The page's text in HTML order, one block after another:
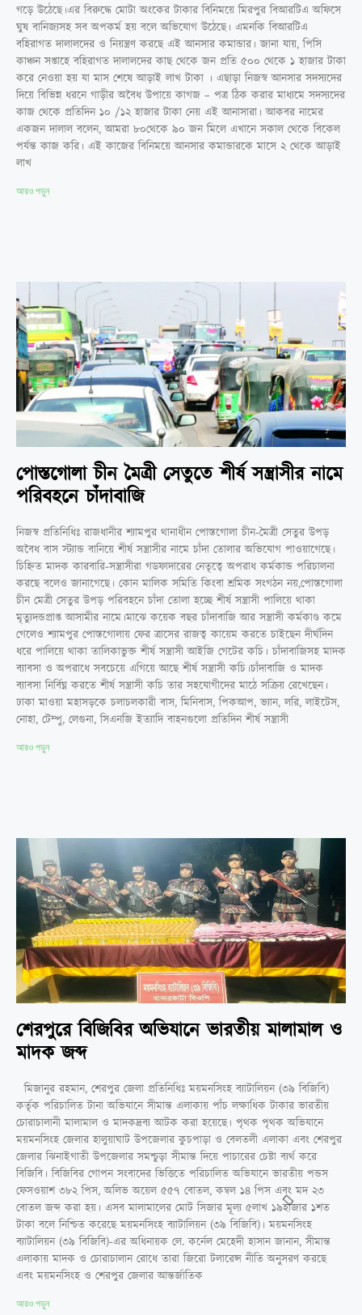
গড়ে উঠেছে।এর বিরুদ্ধে মোটা অংকের টাকার বিনিময়ে মিরপুর বিআরটিএ অফিসে
ঘুষ বানিজ্যসহ সব অপকর্ম হয় বলে অভিযোগ উঠেছে। এমনকি বিআরটিএ
বহিরাগত দালালদের ও নিয়ন্ত্রণ করছে এই আনসার কমান্ডার। জানা যায়, পিসি
কাঞ্চন সপ্তাহে বহিরাগত দালালদের কাছ থেকে জন প্রতি ৫০০ থেকে ১ হাজার টাকা
করে নেওয়া হয় যা মাস শেষে আড়াই লাখ টাকা । এছাড়া নিজস্ব আনসার সদস্যদের
দিয়ে বিভিন্ন ধরনে গাড়ীর অবৈধ উপায়ে কাগজ – পত্র ঠিক করার মাধ্যমে সদস্যদের
কাজ থেকে প্রতিদিন ১০ /১২ হাজার টাকা নেয় এই আনাসারা। আকবর নামের
একজন দালাল বলেন, আমরা ৮০থেকে ৯০ জন মিলে এখানে সকাল থেকে বিকেল
পর্যন্ত কাজ করি। এই কাজের বিনিময়ে আনসার কমান্ডারকে মাসে ২ থেকে আড়াই
লাখ
আরও পড়ুন
পোস্তগোলা চীন মৈত্রী সেতুতে শীর্ষ সন্ত্রাসীর নামে
পরিবহনে চাঁদাবাজি
নিজস্ব প্রতিনিধিঃ রাজধানীর শ্যামপুর থানাধীন পোস্তগোলা চীন-মৈত্রী সেতুর উপড়
অবৈধ বাস স্ট্যান্ড বানিয়ে শীর্ষ সন্ত্রাসীর নামে চাঁদা তোলার অভিযোগ পাওয়াগেছে।
চিহ্নিত মাদক কারবারি-সন্ত্রাসীরা গডফাদারের নেতৃত্বে অপরাধ কর্মকান্ড পরিচালনা
করছে বলেও জানাগেছে। কোন মালিক সমিতি কিংবা শ্রমিক সংগঠন নয়,পোস্তগোলা
চীন মেত্রী সেতুর উপড় পরিবহনে চাঁদা তোলা হচ্ছে শীর্ষ সন্ত্রাসী পালিয়ে থাকা
মৃত্যুদন্ডপ্রাপ্ত আসামীর নামে।মাঝে কয়েক বছর চাঁদাবাজি আর সন্ত্রাসী কর্মকাণ্ড কমে
গেলেও শ্যামপুর পোস্তগোলায় ফের ত্রাসের রাজত্ব কায়েম করতে চাইছেন দীর্ঘদিন
ধরে পালিয়ে থাকা তালিকাভুক্ত শীর্ষ সন্ত্রাসী আইজি গেটের কচি। চাঁদাবাজিসহ মাদক
ব্যাবসা ও অপরাধে সবচেয়ে এগিয়ে আছে শীর্ষ সন্ত্রাসী কচি।চাঁদাবাজি ও মাদক
ব্যাবসা নির্বিঘ্ন করতে শীর্ষ সন্ত্রাসী কচি তার সহযোগীদের মাঠে সক্রিয় রেখেছেন।
ঢাকা মাওয়া মহাসড়কে চলাচলকারী বাস, মিনিবাস, পিকআপ, ভ্যান, লরি, লাইটেস,
নোহা, টেম্পু, লেগুনা, সিএনজি ইত্যাদি বাহনগুলো প্রতিদিন শীর্ষ সন্ত্রাসী
আরও পড়ুন
শেরপুরে বিজিবির অভিযানে ভারতীয় মালামাল ও
মাদক জব্দ
মিজানুর রহমান, শেরপুর জেলা প্রতিনিধিঃ ময়মনসিংহ ব্যাটালিয়ন (৩৯ বিজিবি)
কর্তৃক পরিচালিত টানা অভিযানে সীমান্ত এলাকায় পাঁচ লক্ষাধিক টাকার ভারতীয়
চোরাচালানী মালামাল ও মাদকদ্রব্য আটক করা হয়েছে। পৃথক পৃথক অভিযানে
ময়মনসিংহ জেলার হালুয়াঘাট উপজেলার কুচপাড়া ও বেলতলী এলাকা এবং শেরপুর
জেলার ঝিনাইগাতী উপজেলার সমশ্চুড়া সীমান্ত দিয়ে পাচারের চেষ্টা ব্যর্থ করে
বিজিবি। বিজিবির গোপন সংবাদের ভিত্তিতে পরিচালিত অভিযানে ভারতীয় পন্ডস
ফেসওয়াশ ৩৮২ পিস, অলিভ অয়েল ৫৫৭ বোতল, কম্বল ১৪ পিস এবং মদ ২৩
বোতল জব্দ করা হয়। এসব মালামালের মোট সিজার মূল্য ৫লাখ ১৯হাজার ১শত
টাকা বলে নিশ্চিত করেছে ময়মনসিংহ ব্যাটালিয়ন (৩৯ বিজিবি)। ময়মনসিংহ
ব্যাটালিয়ন (৩৯ বিজিবি)-এর অধিনায়ক লে. কর্নেল মেহেদী হাসান জানান, সীমান্ত
এলাকায় মাদক ও চোরাচালান রোধে তারা জিরো টলারেন্স নীতি অনুসরণ করছে
এবং ময়মনসিংহ ও শেরপুর জেলার আন্তর্জাতিক
আরও পড়ুন